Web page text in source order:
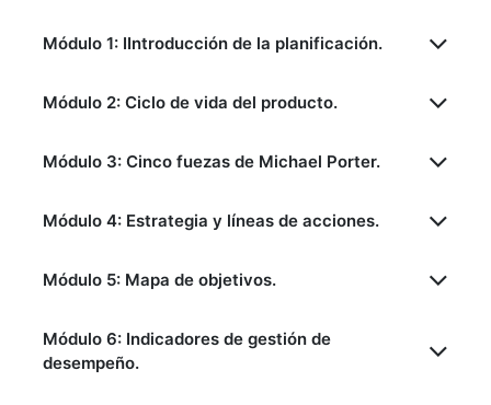
Módulo 1: IIntroducción de la planificación.
Módulo 2: Ciclo de vida del producto.
Módulo 3: Cinco fuezas de Michael Porter.
Módulo 4: Estrategia y líneas de acciones.
Módulo 5: Mapa de objetivos.
Módulo 6: Indicadores de gestión de
desempeño.